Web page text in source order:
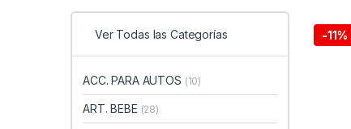
-11%
Ver Todas las Categorías
ACC. PARA AUTOS (10)
ART. BEBE (28)